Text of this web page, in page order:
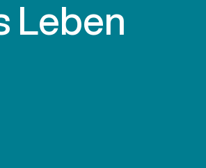
Leben